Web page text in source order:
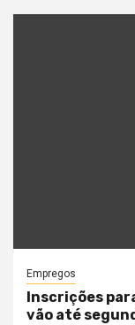
Empregos
Inscrições
vão até